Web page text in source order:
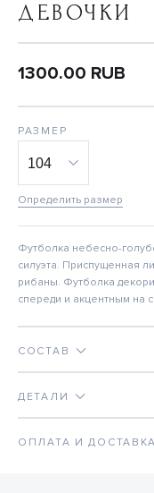
ДЕВОЧКИ
1300.00 RUB
РАЗМЕР
Определить размер
Футболка небесно-
силуэта. Приспущенная
рибаны. Футболка
спереди и акцентным на
СОСТАВ
ДЕТАЛИ
ОПЛАТА И ДОСТАВКА